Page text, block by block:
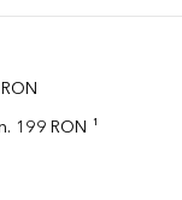
199 RON ¹